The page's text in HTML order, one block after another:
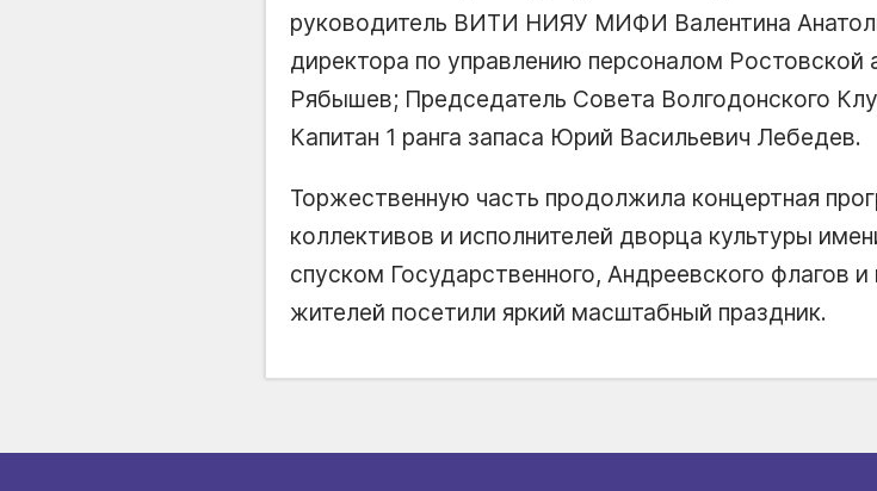
руководитель ВИТИ НИЯУ МИФИ Валентина
директора по управлению персоналом Ростовской
Рябышев; Председатель Совета Волгодонского
Капитан 1 ранга запаса Юрий Васильевич Лебедев.
Торжественную часть продолжила концертная
коллективов и исполнителей дворца культуры
спуском Государственного, Андреевского флагов
жителей посетили яркий масштабный праздник.